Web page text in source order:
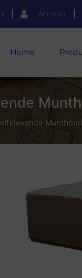
Account
Home